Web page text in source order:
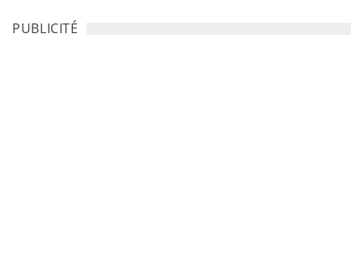
PUBLICITÉ